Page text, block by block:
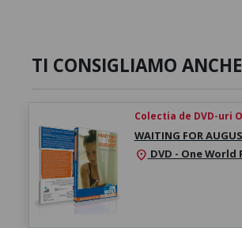
TI CONSIGLIAMO ANCHE
Colectia de DVD-uri
WAITING FOR
location_on DVD - One World